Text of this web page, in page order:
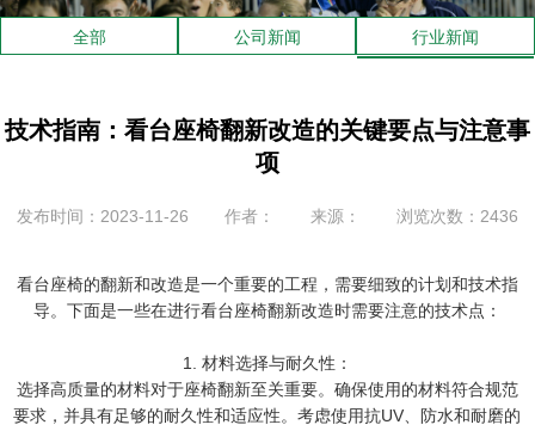
全部 公司新闻 行业新闻
技术指南：看台座椅翻新改造的关键要点与注意事
项
发布时间：2023-11-26 作者： 来源： 浏览次数：2436
看台座椅的翻新和改造是一个重要的工程，需要细致的计划和技术指
导。下面是一些在进行看台座椅翻新改造时需要注意的技术点：
1. 材料选择与耐久性：
选择高质量的材料对于座椅翻新至关重要。确保使用的材料符合规范
要求，并具有足够的耐久性和适应性。考虑使用抗UV、防水和耐磨的